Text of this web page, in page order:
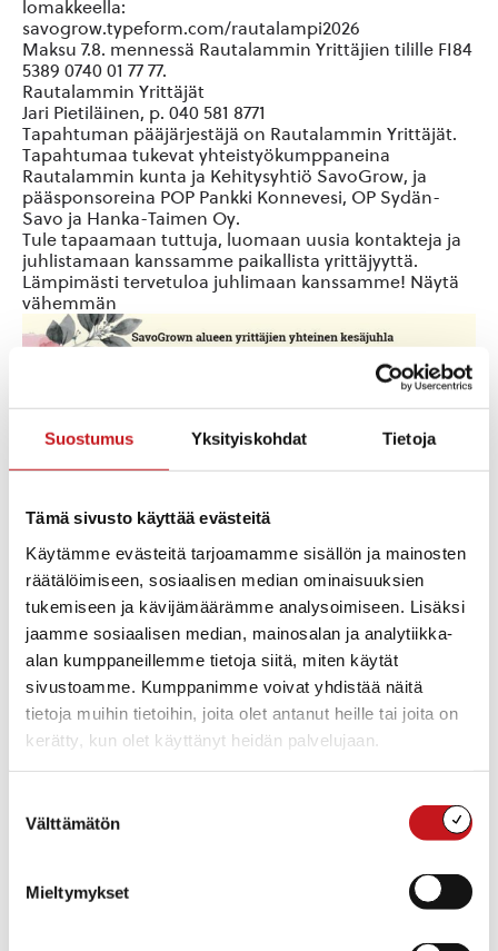
Suostumus Yksityiskohdat Tietoja
Tämä sivusto käyttää evästeitä
Käytämme evästeitä tarjoamamme sisällön ja mainosten
räätälöimiseen, sosiaalisen median ominaisuuksien
tukemiseen ja kävijämäärämme analysoimiseen. Lisäksi
jaamme sosiaalisen median, mainosalan ja analytiikka-
alan kumppaneillemme tietoja siitä, miten käytät
sivustoamme. Kumppanimme voivat yhdistää näitä
tietoja muihin tietoihin, joita olet antanut heille tai joita on
kerätty, kun olet käyttänyt heidän palvelujaan.
valinta
Välttämätön
Mieltymykset
lomakkeella:
savogrow.typeform.com/rautalampi2026
Maksu 7.8. mennessä Rautalammin Yrittäjien tilille FI84
5389 0740 01 77 77.
Rautalammin Yrittäjät
Jari Pietiläinen, p. 040 581 8771
Tapahtuman pääjärjestäjä on Rautalammin Yrittäjät.
Tapahtumaa tukevat yhteistyökumppaneina
Rautalammin kunta ja Kehitysyhtiö SavoGrow, ja
pääsponsoreina POP Pankki Konnevesi, OP Sydän-
Savo ja Hanka-Taimen Oy.
Tule tapaamaan tuttuja, luomaan uusia kontakteja ja
juhlistamaan kanssamme paikallista yrittäjyyttä.
Lämpimästi tervetuloa juhlimaan kanssamme! Näytä
vähemmän